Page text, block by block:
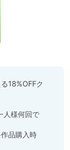
18%OFFク
人様何回で
購入時